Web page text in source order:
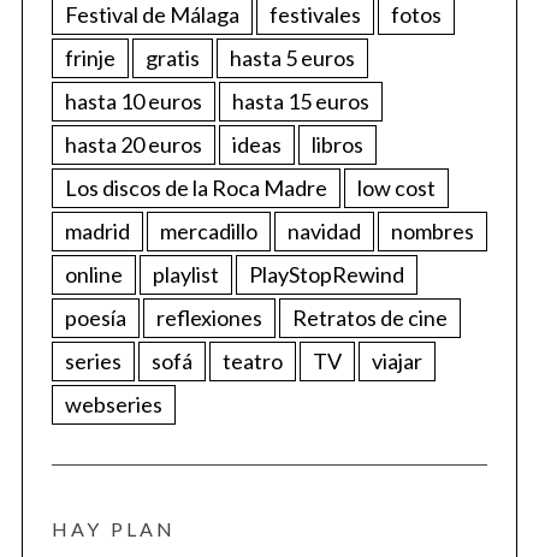
Festival de Málaga
festivales
fotos
frinje
gratis
hasta 5 euros
hasta 10 euros
hasta 15 euros
hasta 20 euros
ideas
libros
Los discos de la Roca Madre
low cost
madrid
mercadillo navidad
nombres
online
playlist
PlayStopRewind
poesía
reflexiones
Retratos de cine
series
sofá teatro TV
viajar
webseries
HAY PLAN